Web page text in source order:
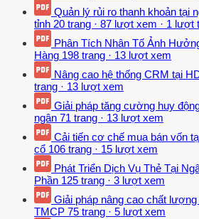
Quản lý rủi ro thanh khoản tại
tỉnh 20 trang · 87 lượt xem · 1 lượt
Phân Tích Nhân Tố Ảnh
Hàng 198 trang · 13 lượt xem
Nâng cao hệ thống CRM tại
trang · 13 lượt xem
Giải pháp tăng cường huy
ngân 71 trang · 13 lượt xem
Cải tiến cơ chế mua bán vốn
cổ 106 trang · 15 lượt xem
Phát Triển Dịch Vụ Thẻ Tại
Phần 125 trang · 3 lượt xem
Giải pháp nâng cao chất
TMCP 75 trang · 5 lượt xem